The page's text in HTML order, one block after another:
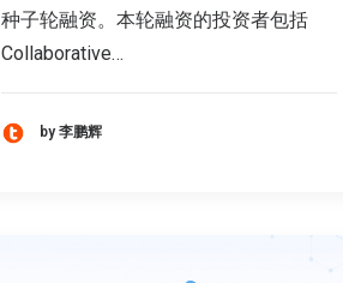
种子轮融资。本轮融资的投资者包括
Collaborative…
by 李鹏辉